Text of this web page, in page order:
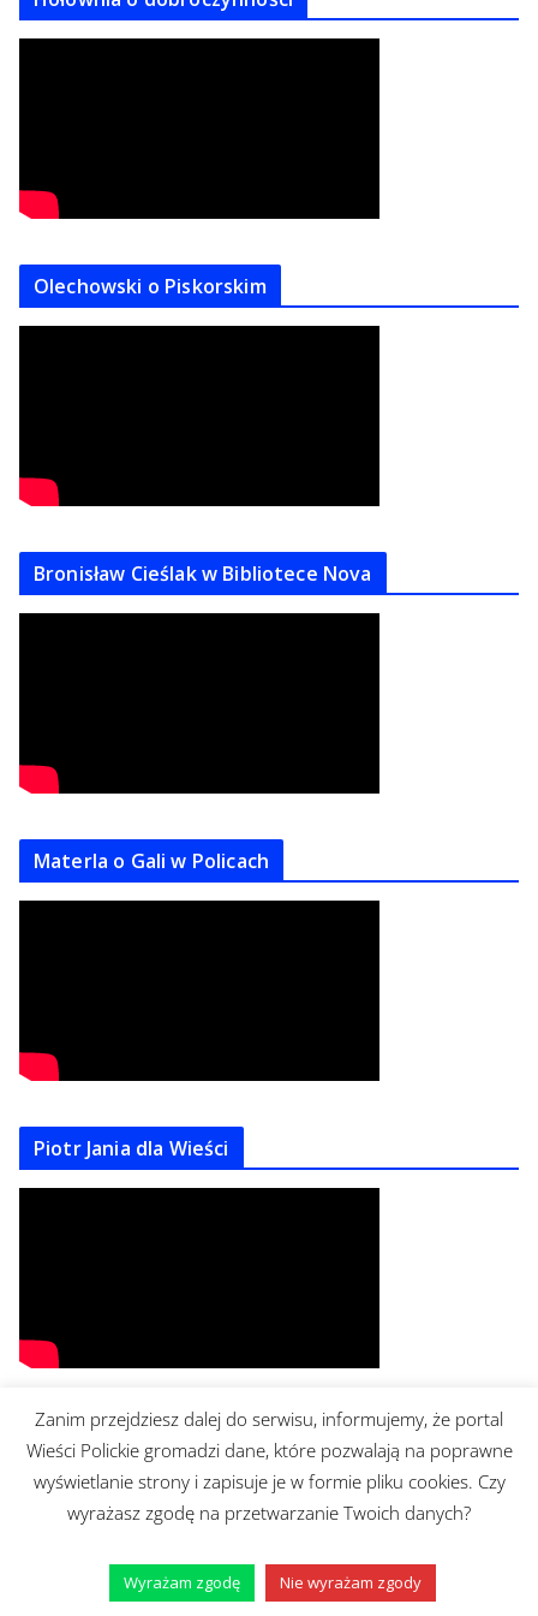
Olechowski o Piskorskim
Bronisław Cieślak w Bibliotece Nova
Materla o Gali w Policach
Piotr Jania dla Wieści
Brudziński o Policach
Zanim przejdziesz dalej do serwisu, informujemy, że portal
Wieści Polickie gromadzi dane, które pozwalają na poprawne
wyświetlanie strony i zapisuje je w formie pliku cookies. Czy
wyrażasz zgodę na przetwarzanie Twoich danych?
Wyrażam zgodę Nie wyrażam zgody